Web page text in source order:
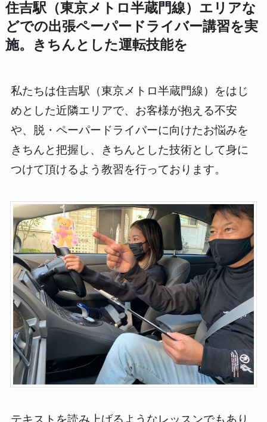
住吉駅（東京メトロ半蔵門線）エリアな
どでの出張ペーパードライバー講習を実
施。きちんとした運転技能を
私たちは住吉駅（東京メトロ半蔵門線）をはじ
めとした近隣エリアで、お客様が抱える不安
や、脱・ペーパードライバーに向けたお悩みを
きちんと把握し、きちんとした技術として身に
つけて頂けるよう教習を行っております。
テキストを読み上げるようなレッスンでもあり